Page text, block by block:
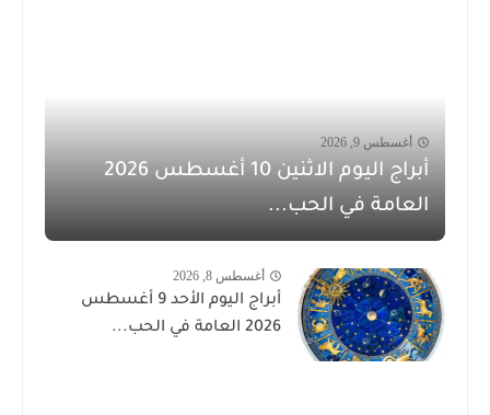
أغسطس 9, 2026
أبراج اليوم الاثنين 10 أغسطس 2026
العامة في الحب...
أغسطس 8, 2026
أبراج اليوم الأحد 9 أغسطس
2026 العامة في الحب...